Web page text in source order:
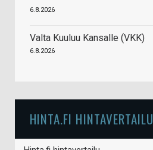
6.8.2026
Valta Kuuluu Kansalle (VKK)
6.8.2026
HINTA.FI HINTAVERTAILU